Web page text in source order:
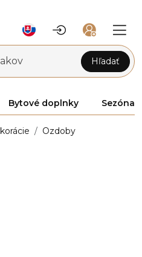
Hľadať
Bytové doplnky Sezóna
Ozdoby